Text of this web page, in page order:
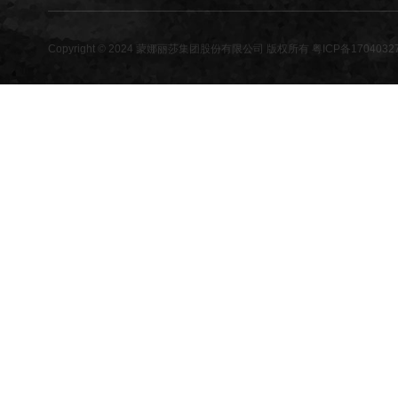
Copyright © 2024 蒙娜丽莎集团股份有限公司 版权所有 粤ICP备